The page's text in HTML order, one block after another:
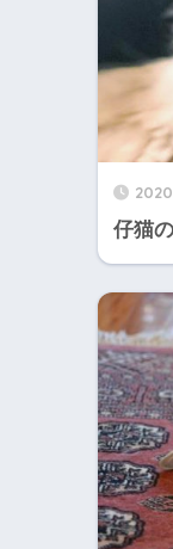
2020
仔猫